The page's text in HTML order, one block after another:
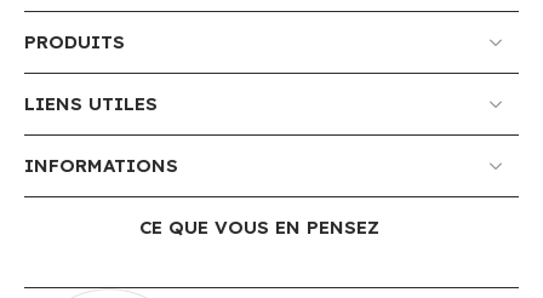
PRODUITS
LIENS UTILES
INFORMATIONS
CE QUE VOUS EN PENSEZ